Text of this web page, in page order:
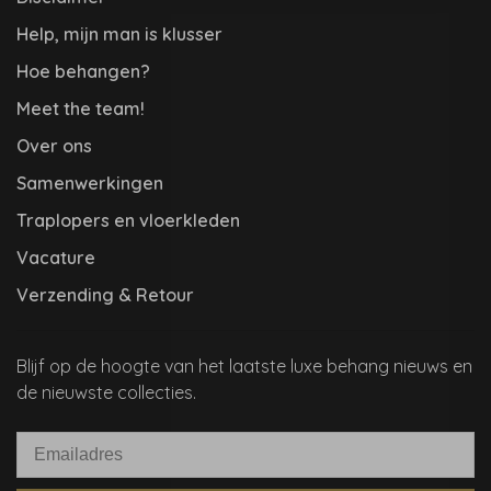
Help, mijn man is klusser
Hoe behangen?
Meet the team!
Over ons
Samenwerkingen
Traplopers en vloerkleden
Vacature
Verzending & Retour
Blijf op de hoogte van het laatste luxe behang nieuws en
de nieuwste collecties.